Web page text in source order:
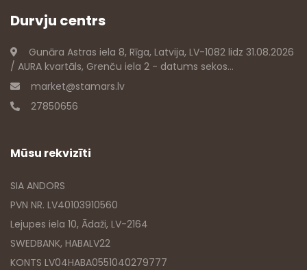
Durvju centrs
Gunāra Astras iela 8, Rīga, Latvija, LV-1082 lidz 31.08.2026
/ AURA kvartāls, Grenču iela 2 - datums sekos...
market@stamars.lv
27850656
Mūsu rekvizīti
SIA ANDORS
PVN NR. LV40103910560
Lejupes iela 10, Ādaži, LV-2164
SWEDBANK, HABALV22
KONTS LV04HABA0551040279777